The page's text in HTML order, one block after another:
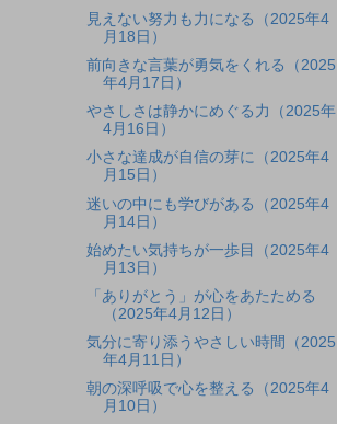
見えない努力も力になる（2025年4
月18日）
前向きな言葉が勇気をくれる（2025
年4月17日）
やさしさは静かにめぐる力（2025年
4月16日）
小さな達成が自信の芽に（2025年4
月15日）
迷いの中にも学びがある（2025年4
月14日）
始めたい気持ちが一歩目（2025年4
月13日）
「ありがとう」が心をあたためる
（2025年4月12日）
気分に寄り添うやさしい時間（2025
年4月11日）
朝の深呼吸で心を整える（2025年4
月10日）